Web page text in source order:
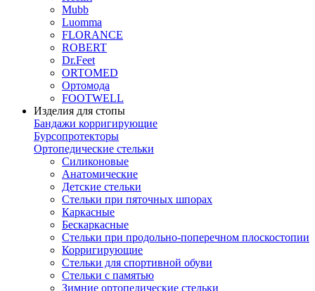
Mubb
Luomma
FLORANCE
ROBERT
Dr.Feet
ORTOMED
Ортомода
FOOTWELL
Изделия для стопы
Бандажи корригирующие
Бурсопротекторы
Ортопедические стельки
Силиконовые
Анатомические
Детские стельки
Стельки при пяточных шпорах
Каркасные
Бескаркасные
Стельки при продольно-поперечном плоскостопии
Корригирующие
Стельки для спортивной обуви
Стельки с памятью
Зимние ортопедические стельки